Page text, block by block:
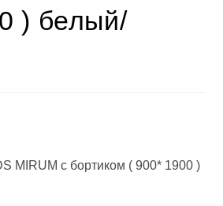
) белый/
MIRUM с бортиком ( 900* 1900 )